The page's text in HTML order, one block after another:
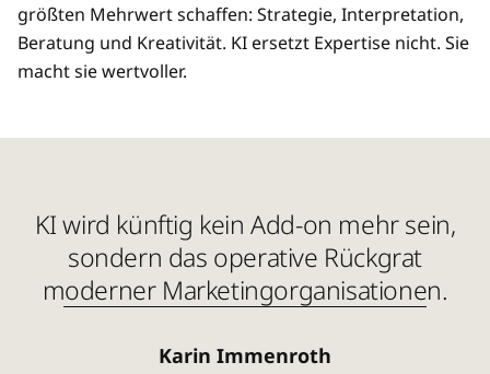
größten Mehrwert schaffen: Strategie, Interpretation,
Beratung und Kreativität. KI ersetzt Expertise nicht. Sie
macht sie wertvoller.
KI wird künftig kein Add-on mehr sein,
sondern das operative Rückgrat
moderner Marketingorganisationen.
Karin Immenroth